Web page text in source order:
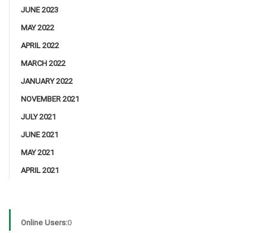
JUNE 2023
MAY 2022
APRIL 2022
MARCH 2022
JANUARY 2022
NOVEMBER 2021
JULY 2021
JUNE 2021
MAY 2021
APRIL 2021
Online Users:0